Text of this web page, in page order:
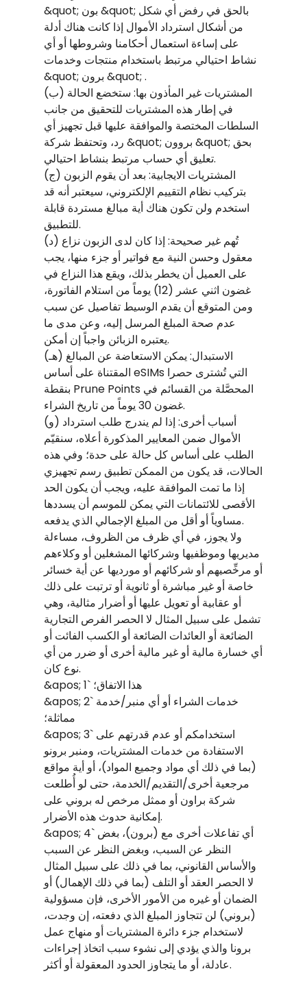
&quot; بون &quot; بالحق في رفض أي شكل
من أشكال استرداد الأموال إذا كانت هناك أدلة
على إساءة استعمال أحكامنا وشروطها أو أي
نشاط احتيالي مرتبط باستخدام منتجات وخدمات
&quot; برون &quot; .
(ب) المشتريات غير المأذون بها: ستخضع الحالة
في إطار هذه المشتريات للتحقيق من جانب
السلطات المختصة والموافقة عليها قبل تجهيز أي
رد، وتحتفظ شركة &quot; بروون &quot; بحق
تعليق أي حساب مرتبط بنشاط احتيالي.
(ج) المشتريات الايجابية: بعد أن يقوم الزبون
بتركيب نظام التقييم الإلكتروني، سيعتبر أنه قد
استخدم ولن تكون هناك أية مبالغ مستردة قابلة
للتطبيق.
(د) تُهم غير صحيحة: إذا كان لدى الزبون نزاع
معقول وحسن النية مع فواتير أو جزء منها، يجب
على العميل أن يخطر بذلك، ويقع هذا النزاع في
غضون اثني عشر (12) يوماً من استلام الفاتورة،
ومن المتوقع أن يقدم الوسيط تفاصيل عن سبب
عدم صحة المبلغ المرسل إليه، وعن مدى ما
يعتبره الزبائن واجباً إن أمكن.
(هـ) الاستبدال: يمكن الاستعاضة عن المبالغ
المقتناة على أساس eSIMs التي تُشترى حصرا
بنقطة Prune Points المحصَّلة من القسائم في
غضون 30 يوماً من تاريخ الشراء.
(و) أسباب أخرى: إذا لم يندرج طلب استرداد
الأموال ضمن المعايير المذكورة أعلاه، سنقيّم
الطلب على أساس كل حالة على حدة؛ وفي هذه
الحالات، قد يكون من الممكن تطبيق رسم تجهيزي
إذا ما تمت الموافقة عليه، ويجب أن يكون الحد
الأقصى للائتمانات التي يمكن للموسم أن يسددها
مساوياً أو أقل من المبلغ الإجمالي الذي يدفعه.
ولا يجوز، في أي ظرف من الظروف، مساءلة
مديريها وموظفيها وشركائها المشغلين أو وكلاءهم
أو مرخِّصيهم أو شركائهم أو مورديها عن أية خسائر
خاصة أو غير مباشرة أو ثانوية أو ترتبت على ذلك
أو عقابية أو تعويل عليها أو أضرار مثالية، وهي
تشمل على سبيل المثال لا الحصر الفرص التجارية
الضائعة أو العائدات الضائعة أو الكسب الفائت أو
أي خسارة مالية أو غير مالية أخرى أو ضرر من أي
نوع كان.
&apos; 1` هذا الاتفاق؛
&apos; 2` خدمات الشراء أو أي منبر/خدمة
مماثلة؛
&apos; 3` استخدامكم أو عدم قدرتهم على
الاستفادة من خدمات المشتريات، ومنبر برونو
(بما في ذلك أي مواد وجميع المواد)، أو أية مواقع
مرجعية أخرى/التقديم/الخدمة، حتى لو أُطلعت
شركة براون أو ممثل مرخص له بروني على
إمكانية حدوث هذه الأضرار.
&apos; 4` أي تفاعلات أخرى مع (برون)، بغض
النظر عن السبب، وبغض النظر عن السبب
والأساس القانوني، بما في ذلك على سبيل المثال
لا الحصر العقد أو التلف (بما في ذلك الإهمال) أو
الضمان أو غيره من الأمور الأخرى، فإن مسؤولية
(بروني) لن تتجاوز المبلغ الذي دفعته، إن وجدت،
لاستخدام جزء دائرة المشتريات أو منهاج عمل
برونا والذي يؤدي إلى نشوء سبب اتخاذ إجراءات
عادلة، أو ما يتجاوز الحدود المعقولة أو أكثر.